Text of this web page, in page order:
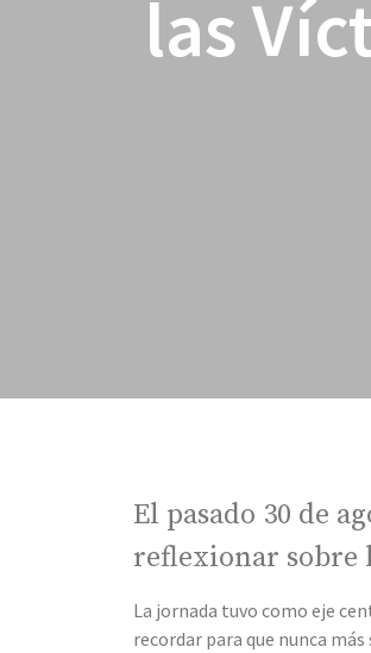
las
El pasado 30 de
reflexionar sobre
La jornada tuvo como eje
recordar para que nunca